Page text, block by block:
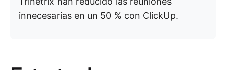
innecesarias en un 50 % con ClickUp.